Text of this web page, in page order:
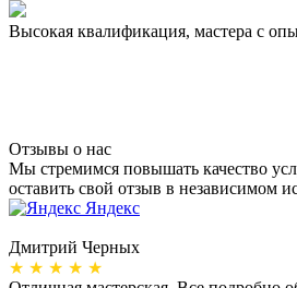
Высокая квалификация, мастера с
Отзывы о нас
Мы стремимся повышать качество
оставить свой отзыв в независимом
Яндекс
Дмитрий Черных
★ ★ ★ ★ ★